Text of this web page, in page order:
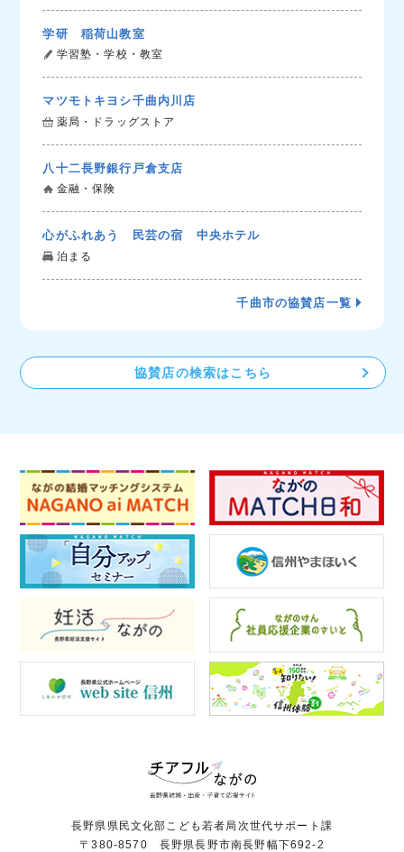
学研 稲荷山教室
学習塾・学校・教室
マツモトキヨシ千曲内川店
薬局・ドラッグストア
八十二長野銀行戸倉支店
金融・保険
心がふれあう 民芸の宿 中央ホテル
泊まる
千曲市の協賛店一覧
協賛店の検索はこちら
長野県県民文化部こども若者局次世代サポート課
〒380-8570 長野県長野市南長野幅下692-2